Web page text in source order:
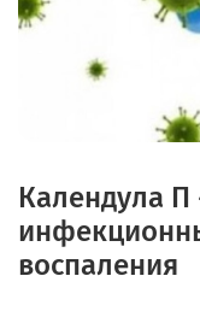
Календула П
воспаления